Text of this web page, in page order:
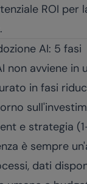
ROI per
AI: 5 fasi
non avviene in
in fasi
e strategia
è sempre
dati